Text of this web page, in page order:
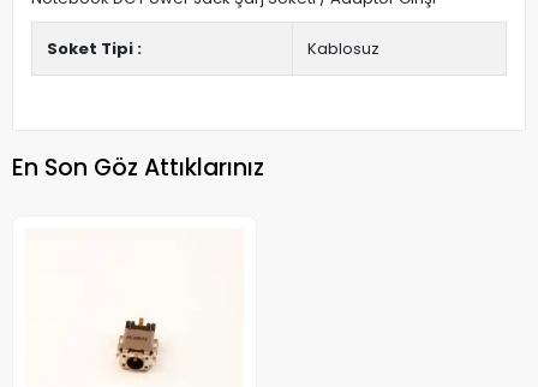
Soket Tipi : Kablosuz
En Son Göz Attıklarınız